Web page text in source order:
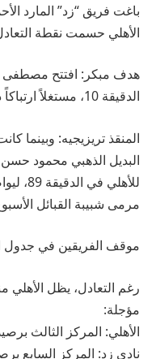
باغت فريق “زد” المارد
الأهلي حسمت نقطة
هدف مبكر: افتتح مصطفى
الدقيقة 10، مستغلاً ارتباكاً دفاعياً في بداية اللقاء.
المنقذ تريزيجيه: وبينما
البديل الذهبي محمود
للأهلي
مرمى شبيبة القبائل
موقف الفريقين في جدول
رغم التعادل، يظل الأهلي
مؤجلة:
الأهلي: المركز الثالث برصيد 37 نقطة (من 18
نادي زد: المركز السابع برصيد 26 نقطة (من 19